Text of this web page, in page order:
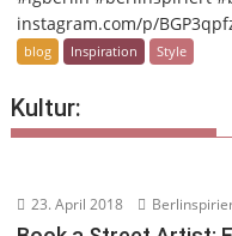
instagram.com/p/
blog Inspiration Style
Kultur:
23. April 2018